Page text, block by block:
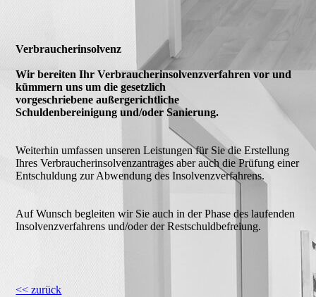
Verbraucherinsolvenz
Wir bereiten Ihr Verbraucherinsolvenzverfahren vor und
kümmern uns um die gesetzlich
vorgeschriebeneaußergerichtliche
Schuldenbereinigung und/oder Sanierung.
Weiterhin umfassen unseren Leistungen für Sie die Erstellung
Ihres Verbraucherinsolvenzantrages aber auch die Prüfung einer
Entschuldung zur Abwendung des Insolvenzverfahrens.
Auf Wunsch begleiten wir Sie auch in der Phase des laufenden
Insolvenzverfahrens und/oder der Restschuldbefreiung.
<< zurück